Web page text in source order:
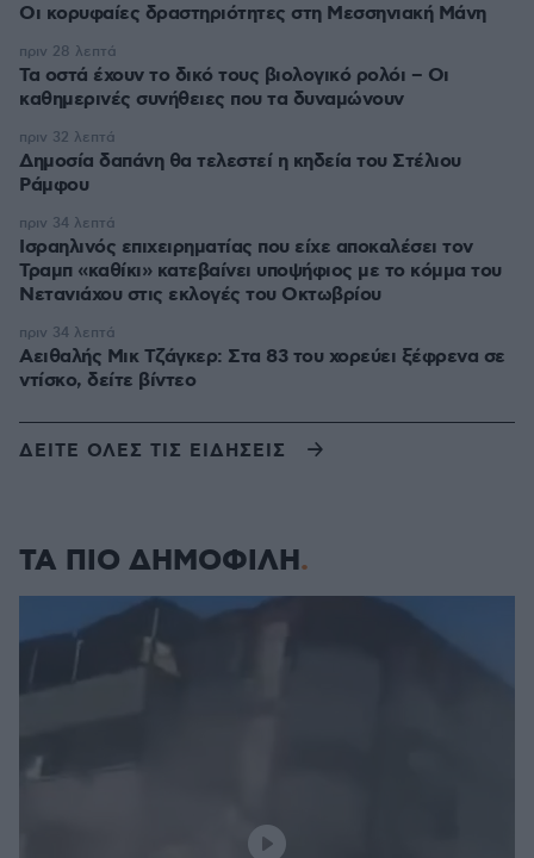
Οι κορυφαίες δραστηριότητες στη Μεσσηνιακή Μάνη
Τα οστά έχουν το δικό τους βιολογικό ρολόι – Οι
καθημερινές συνήθειες που τα δυναμώνουν
πριν 28 λεπτά
Δημοσία δαπάνη θα τελεστεί η κηδεία του Στέλιου
Ράμφου
πριν 32 λεπτά
Ισραηλινός επιχειρηματίας που είχε αποκαλέσει τον
Τραμπ «καθίκι» κατεβαίνει υποψήφιος με το κόμμα του
Νετανιάχου στις εκλογές του Οκτωβρίου
πριν 34 λεπτά
Αειθαλής Μικ Τζάγκερ: Στα 83 του χορεύει ξέφρενα σε
ντίσκο, δείτε βίντεο
πριν 34 λεπτά
ΔΕΙΤΕ ΟΛΕΣ ΤΙΣ ΕΙΔΗΣΕΙΣ
ΤΑ ΠΙΟ ΔΗΜΟΦΙΛΗ